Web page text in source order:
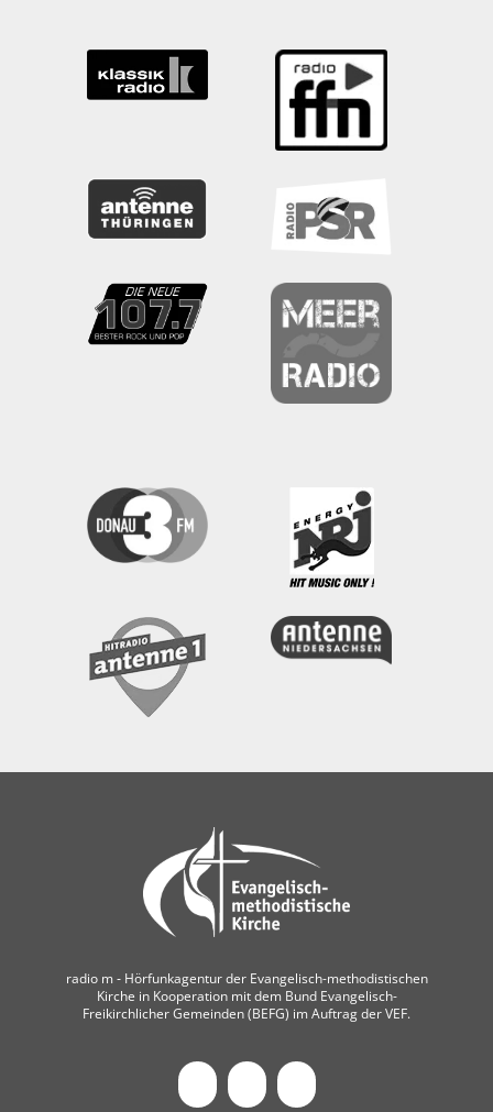
radio m ‐ Hörfunkagentur der Evangelisch-methodistischen
Kirche in Kooperation mit dem Bund Evangelisch-
Freikirchlicher Gemeinden (BEFG) im Auftrag der VEF.